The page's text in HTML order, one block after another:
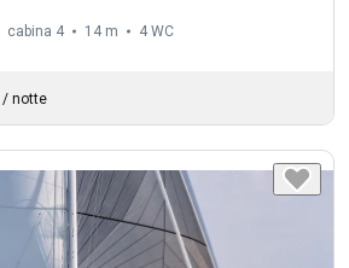
cabina 4 14 m 4 WC
/ notte